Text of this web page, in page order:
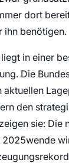
dort
ihn benötigen.
in einer
Die
aktuellen
den
sie: Die
2025wende